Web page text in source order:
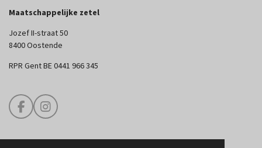
Maatschappelijke zetel
Jozef II-straat 50
8400 Oostende
RPR Gent BE 0441 966 345
F
a
I
n